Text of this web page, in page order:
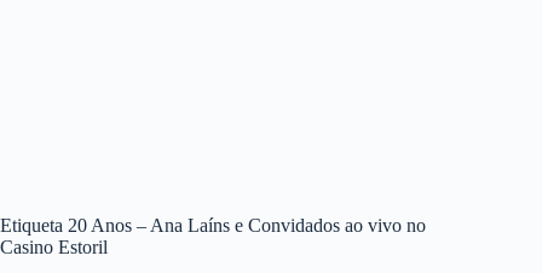
Etiqueta 20 Anos – Ana Laíns e Convidados ao vivo no
Casino Estoril